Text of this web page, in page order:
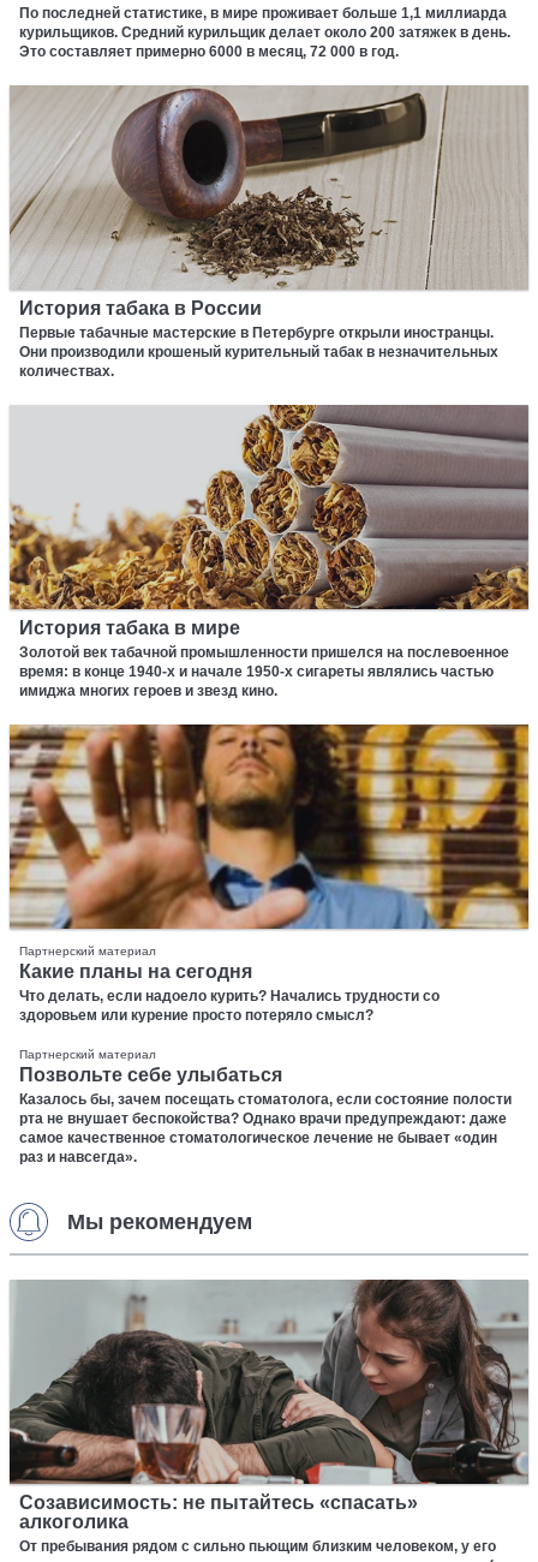
По последней статистике, в мире проживает больше 1,1 миллиарда
курильщиков. Средний курильщик делает около 200 затяжек в день.
Это составляет примерно 6000 в месяц, 72 000 в год.
История табака в России
Первые табачные мастерские в Петербурге открыли иностранцы.
Они производили крошеный курительный табак в незначительных
количествах.
История табака в мире
Золотой век табачной промышленности пришелся на послевоенное
время: в конце 1940-х и начале 1950-х сигареты являлись частью
имиджа многих героев и звезд кино.
Партнерский материал
Какие планы на сегодня
Что делать, если надоело курить? Начались трудности со
здоровьем или курение просто потеряло смысл?
Партнерский материал
Позвольте себе улыбаться
Казалось бы, зачем посещать стоматолога, если состояние полости
рта не внушает беспокойства? Однако врачи предупреждают: даже
самое качественное стоматологическое лечение не бывает «один
раз и навсегда».
Мы рекомендуем
Созависимость: не пытайтесь «спасать»
алкоголика
От пребывания рядом с сильно пьющим близким человеком, у его